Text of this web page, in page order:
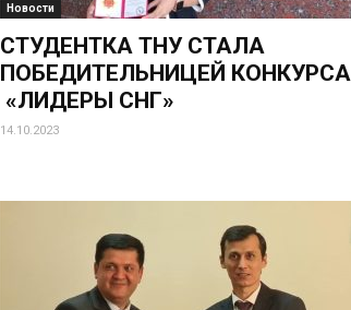
Новости
СТУДЕНТКА ТНУ СТАЛА
ПОБЕДИТЕЛЬНИЦЕЙ КОНКУРСА
«ЛИДЕРЫ СНГ»
14.10.2023